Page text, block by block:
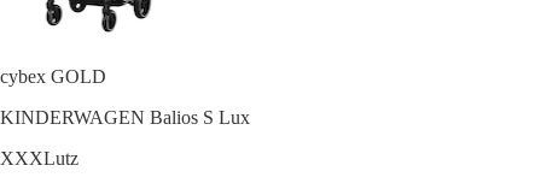
cybex GOLD
KINDERWAGEN Balios S Lux
XXXLutz